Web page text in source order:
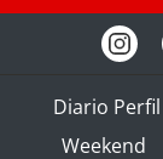
Diario Perfil
Weekend